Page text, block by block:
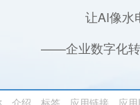
让AI像水
——企业数字化转